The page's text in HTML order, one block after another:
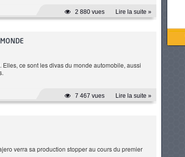
2 880 vues Lire la suite »
ce sont les divas du monde automobile, aussi
7 467 vues Lire la suite »
verra sa production stopper au cours du premier